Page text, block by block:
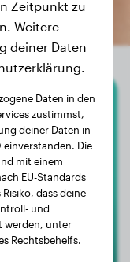
Zeitpunkt zu
Weitere
deiner Daten
Daten in den
zustimmst,
deiner Daten in
einverstanden. Die
mit einem
EU-Standards
dass deine
und
werden, unter
Rechtsbehelfs.